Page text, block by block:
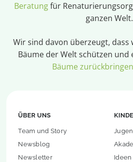
Beratungfür
ganzen Welt.
Wir sind davon überzeugt, dass
Bäume der Welt schützen und
Bäume
ÜBER UNS
Team und Story
Newsblog
Newsletter
Ideen